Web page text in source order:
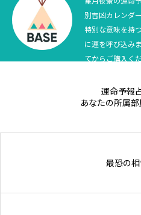
テニス四大大会・五輪
テニス四大大会・五輪
別吉凶カレンダ
特別な意味を持
に運を呼び込み
てからご購入くだ
運命予報
あなたの所属部
最恐の